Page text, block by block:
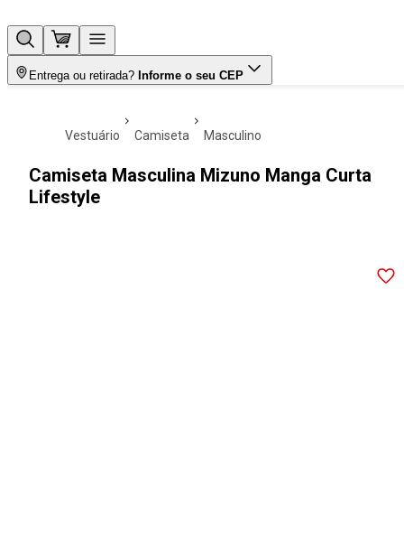
Entrega ou retirada? Informe o seu CEP
vestuário camiseta masculino
Camiseta Masculina Mizuno Manga Curta
Lifestyle